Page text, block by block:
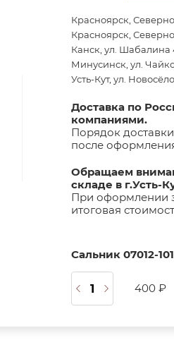
Красноярск,
Красноярск,
Канск, ул. Шабалина
Минусинск, ул.
Усть-Кут, ул.
Доставка по
компаниями.
Порядок
после
Обращаем
складе в г.Усть-
При оформлении
итоговая
Сальник 07012-
400 ₽